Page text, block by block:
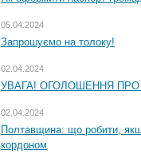
05.04.2024
Запрошуємо на толоку!
02.04.2024
УВАГА! ОГОЛОШЕННЯ
02.04.2024
Полтавщина: що робити,
кордоном